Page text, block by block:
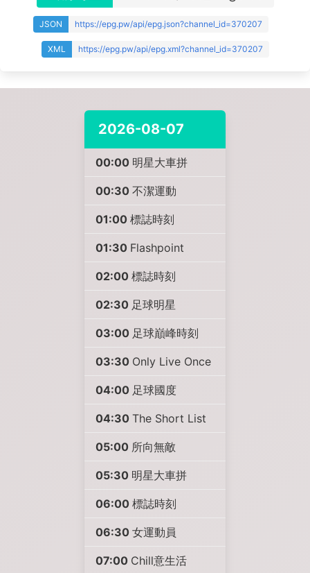
JSON https://epg.pw/api/epg.json?channel_id=370207
XML https://epg.pw/api/epg.xml?channel_id=370207
2026-08-07
00:00 明星大車拼
00:30 不潔運動
01:00 標誌時刻
01:30 Flashpoint
02:00 標誌時刻
02:30 足球明星
03:00 足球巔峰時刻
03:30 Only Live Once
04:00 足球國度
04:30 The Short List
05:00 所向無敵
05:30 明星大車拼
06:00 標誌時刻
06:30 女運動員
07:00 Chill意生活